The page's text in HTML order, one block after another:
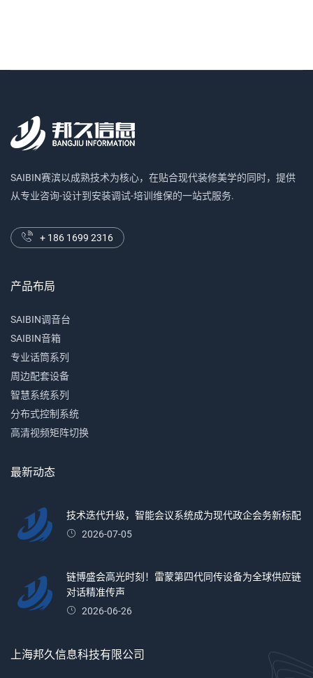
SAIBIN赛滨以成熟技术为核心，在贴合现代装修美学的同时，提供
从专业咨询-设计到安装调试-培训维保的一站式服务.
+ 186 1699 2316
产品布局
SAIBIN调音台
SAIBIN音箱
专业话筒系列
周边配套设备
智慧系统系列
分布式控制系统
高清视频矩阵切换
最新动态
技术迭代升级，智能会议系统成为现代政企会务新标配
2026-07-05
链博盛会高光时刻！雷蒙第四代同传设备为全球供应链
对话精准传声
2026-06-26
上海邦久信息科技有限公司